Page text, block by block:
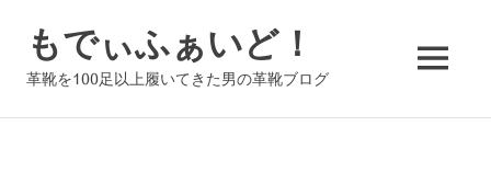
ツ
もでぃふぁいど！
革靴を100足以上履いてきた男の革靴ブログ MENU